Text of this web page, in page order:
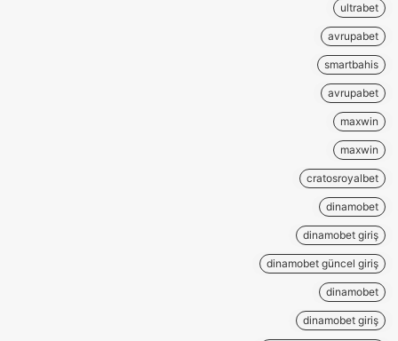
ultrabet
avrupabet
smartbahis
avrupabet
maxwin
maxwin
cratosroyalbet
dinamobet
dinamobet giriş
dinamobet güncel giriş
dinamobet
dinamobet giriş